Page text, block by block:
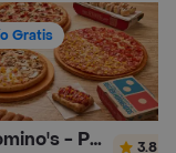
Gratis
Domino's - Pizza 3.8